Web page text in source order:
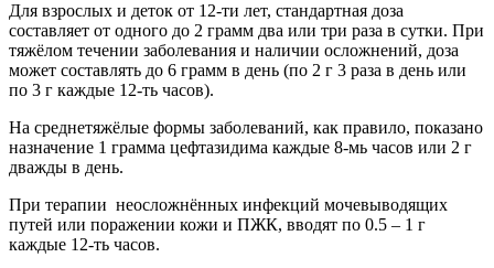
Для взрослых и деток от 12-ти лет, стандартная доза
составляет от одного до 2 грамм два или три раза в сутки. При
тяжёлом течении заболевания и наличии осложнений, доза
может составлять до 6 грамм в день (по 2 г 3 раза в день или
по 3 г каждые 12-ть часов).
На среднетяжёлые формы заболеваний, как правило, показано
назначение 1 грамма цефтазидима каждые 8-мь часов или 2 г
дважды в день.
При терапии неосложнённых инфекций мочевыводящих
путей или поражении кожи и ПЖК, вводят по 0.5 – 1 г
каждые 12-ть часов.